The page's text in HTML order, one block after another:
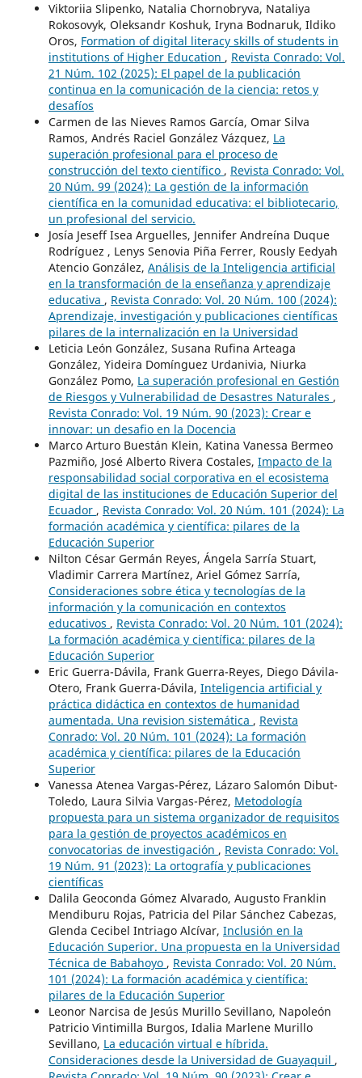
Viktoriia Slipenko, Natalia Chornobryva, Nataliya
Rokosovyk, Oleksandr Koshuk, Iryna Bodnaruk, Ildiko
Oros, Formation of digital literacy skills of students in
institutions of Higher Education , Revista Conrado: Vol.
21 Núm. 102 (2025): El papel de la publicación
continua en la comunicación de la ciencia: retos y
desafíos
Carmen de las Nieves Ramos García, Omar Silva
Ramos, Andrés Raciel González Vázquez, La
superación profesional para el proceso de
construcción del texto científico , Revista Conrado: Vol.
20 Núm. 99 (2024): La gestión de la información
científica en la comunidad educativa: el bibliotecario,
un profesional del servicio.
Josía Jeseff Isea Arguelles, Jennifer Andreína Duque
Rodríguez , Lenys Senovia Piña Ferrer, Rously Eedyah
Atencio González, Análisis de la Inteligencia artificial
en la transformación de la enseñanza y aprendizaje
educativa , Revista Conrado: Vol. 20 Núm. 100 (2024):
Aprendizaje, investigación y publicaciones científicas
pilares de la internalización en la Universidad
Leticia León González, Susana Rufina Arteaga
González, Yideira Domínguez Urdanivia, Niurka
González Pomo, La superación profesional en Gestión
de Riesgos y Vulnerabilidad de Desastres Naturales ,
Revista Conrado: Vol. 19 Núm. 90 (2023): Crear e
innovar: un desafio en la Docencia
Marco Arturo Buestán Klein, Katina Vanessa Bermeo
Pazmiño, José Alberto Rivera Costales, Impacto de la
responsabilidad social corporativa en el ecosistema
digital de las instituciones de Educación Superior del
Ecuador , Revista Conrado: Vol. 20 Núm. 101 (2024): La
formación académica y científica: pilares de la
Educación Superior
Nilton César Germán Reyes, Ángela Sarría Stuart,
Vladimir Carrera Martínez, Ariel Gómez Sarría,
Consideraciones sobre ética y tecnologías de la
información y la comunicación en contextos
educativos , Revista Conrado: Vol. 20 Núm. 101 (2024):
La formación académica y científica: pilares de la
Educación Superior
Eric Guerra-Dávila, Frank Guerra-Reyes, Diego Dávila-
Otero, Frank Guerra-Dávila, Inteligencia artificial y
práctica didáctica en contextos de humanidad
aumentada. Una revision sistemática , Revista
Conrado: Vol. 20 Núm. 101 (2024): La formación
académica y científica: pilares de la Educación
Superior
Vanessa Atenea Vargas-Pérez, Lázaro Salomón Dibut-
Toledo, Laura Silvia Vargas-Pérez, Metodología
propuesta para un sistema organizador de requisitos
para la gestión de proyectos académicos en
convocatorias de investigación , Revista Conrado: Vol.
19 Núm. 91 (2023): La ortografía y publicaciones
científicas
Dalila Geoconda Gómez Alvarado, Augusto Franklin
Mendiburu Rojas, Patricia del Pilar Sánchez Cabezas,
Glenda Cecibel Intriago Alcívar, Inclusión en la
Educación Superior. Una propuesta en la Universidad
Técnica de Babahoyo , Revista Conrado: Vol. 20 Núm.
101 (2024): La formación académica y científica:
pilares de la Educación Superior
Leonor Narcisa de Jesús Murillo Sevillano, Napoleón
Patricio Vintimilla Burgos, Idalia Marlene Murillo
Sevillano, La educación virtual e híbrida.
Consideraciones desde la Universidad de Guayaquil ,